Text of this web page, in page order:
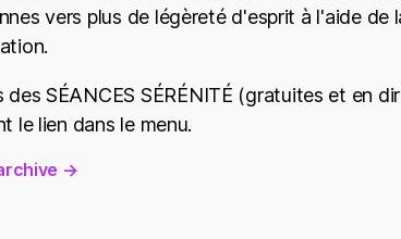
vers plus de légèreté d'esprit à l'aide de
des SÉANCES SÉRÉNITÉ (gratuites et en
le lien dans le menu.
→